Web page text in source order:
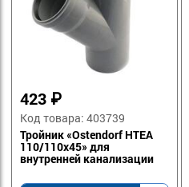
423 ₽
Код товара: 403739
Тройник «Ostendorf HTEA
110/110x45» для
внутренней канализации